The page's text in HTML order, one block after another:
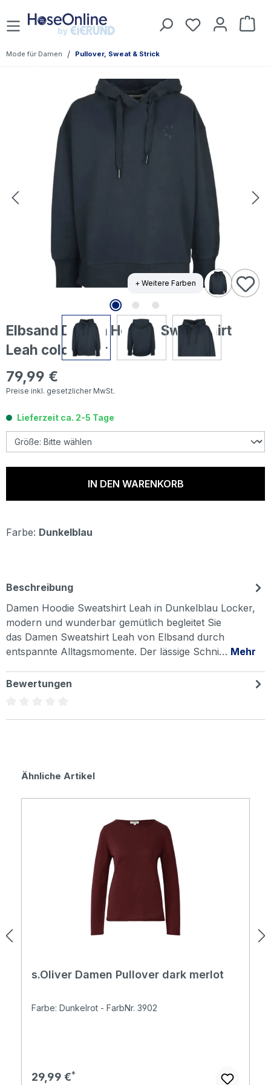
Zum Hauptinhalt springen Du hast 0
Mode für Damen / Pullover, Sweat & Strick
Bildergalerie überspringen
+ Weitere Farben
Elbsand Damen Hoodie Sweatshirt
Leah coldwater
Regulärer Preis:
79,99 €
Preise inkl. gesetzlicher MwSt.
Lieferzeit ca. 2-5 Tage
IN DEN WARENKORB
Farbe: Dunkelblau
Beschreibung
Damen Hoodie Sweatshirt Leah in Dunkelblau Locker,
modern und wunderbar gemütlich begleitet Sie
das Damen Sweatshirt Leah von Elbsand durch
entspannte Alltagsmomente. Der lässige Schni… Mehr
Bewertungen
Produktgalerie überspringen
Ähnliche Artikel
s.Oliver Damen Pullover dark merlot
Farbe: Dunkelrot - FarbNr. 3902
Regulärer Preis:
29,99 €